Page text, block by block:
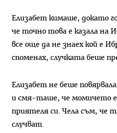
Елизабет кимаше, докато
че точно това е казала на
все още да не знаех кой е
споменах, случката беше
Елизабет не беше
и смя-таше, че момичето е
приятеля си. Чела съм, че
случват.